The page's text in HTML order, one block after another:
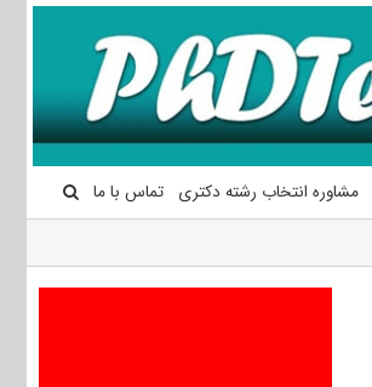
مشاوره انتخاب رشته دکتری تماس با ما